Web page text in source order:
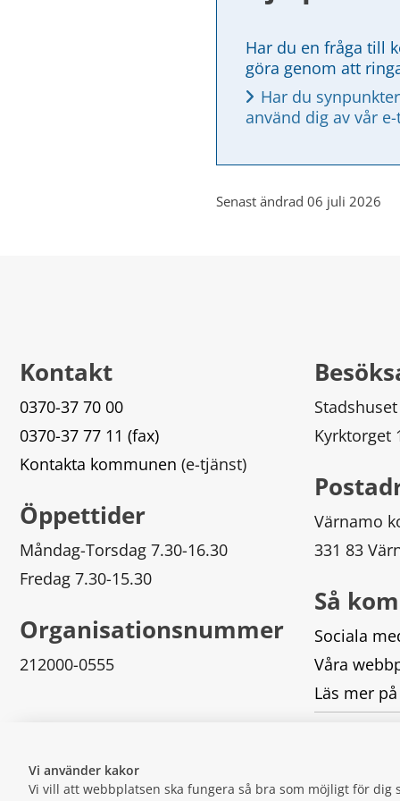
Vi använder kakor
Vi vill att webbplatsen ska fungera så bra som möjligt för
Har du en fråga till
göra genom att
Har du
använd dig av vår
Senast ändrad 06 juli 2026
Kontakt
0370-37 70 00
0370-37 77 11 (fax)
Kontakta kommunen (e-tjänst)
Öppettider
Måndag-Torsdag 7.30-16.30
Fredag 7.30-15.30
Organisationsnummer
212000-0555
Stadshuset
Kyrktorget
Värnamo
331 83
Så
Sociala
Våra
Läs mer